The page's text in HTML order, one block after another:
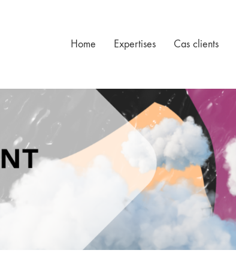
Home Expertises Cas clients